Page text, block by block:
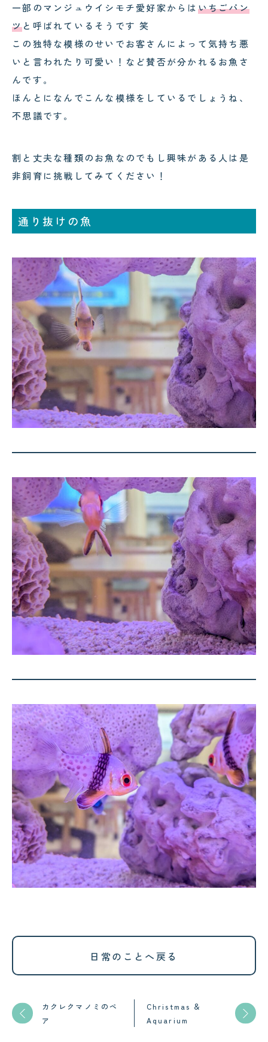
一部のマンジュウイシモチ愛好家からはいちごパン
ツと呼ばれているそうです 笑
この独特な模様のせいでお客さんによって気持ち悪
いと言われたり可愛い！など賛否が分かれるお魚さ
んです。
ほんとになんでこんな模様をしているでしょうね、
不思議です。
割と丈夫な種類のお魚なのでもし興味がある人は是
非飼育に挑戦してみてください！
通り抜けの魚
日常のことへ戻る
カクレクマノミのペ
ア
Christmas ＆
Aquarium